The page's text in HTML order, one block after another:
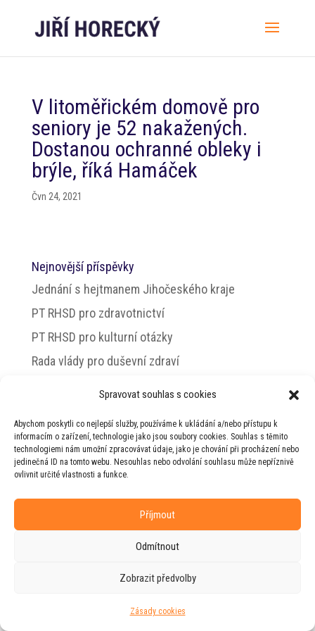
Spravovat souhlas s cookies
Abychom poskytli co nejlepší služby, používáme k ukládání a/nebo přístupu k
informacím o zařízení, technologie jako jsou soubory cookies. Souhlas s těmito
technologiemi nám umožní zpracovávat údaje, jako je chování při procházení nebo
jedinečná ID na tomto webu. Nesouhlas nebo odvolání souhlasu může nepříznivě
ovlivnit určité vlastnosti a funkce.
Příjmout
Odmítnout
Zobrazit předvolby
Zásady cookies
V litoměřickém domově pro
seniory je 52 nakažených.
Dostanou ochranné obleky i
brýle, říká Hamáček
Čvn 24, 2021
Nejnovější příspěvky
Jednání s hejtmanem Jihočeského kraje
PT RHSD pro zdravotnictví
PT RHSD pro kulturní otázky
Rada vlády pro duševní zdraví
© 2026 Jiří Horecký – Osobní stránky Jiřího
Horeckého
Web vytvořila firma